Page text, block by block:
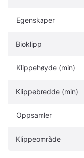
Egenskaper
Bioklipp
Klippehøyde (min)
Klippebredde (min)
Oppsamler
Klippeområde